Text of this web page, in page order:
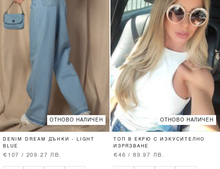
ОТНОВО НАЛИЧЕН
DENIM DREAM ДЪНКИ - LIGHT
BLUE
€107 / 209.27 ЛВ.
ОТНОВО НАЛИЧЕН
ТОП В ЕКРЮ С ИЗКУСИТЕЛНО
ИЗРЯЗВАНЕ
€46 / 89.97 ЛВ.